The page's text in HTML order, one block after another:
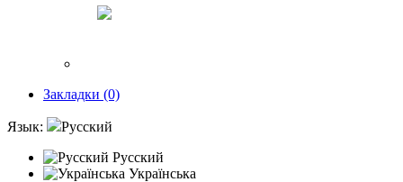
Закладки (0)
Язык:
Русский
Русский
Українська